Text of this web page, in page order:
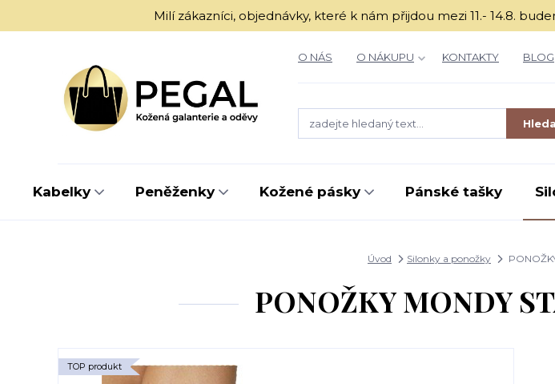
Milí zákazníci, objednávky, které k nám přijdou mezi 11.- 14.8.
O NÁS O NÁKUPU KONTAKTY BLOG
Kabelky Peněženky Kožené pásky Pánské tašky
Úvod Silonky a ponožky
PONOŽKY MONDY
TOP produkt